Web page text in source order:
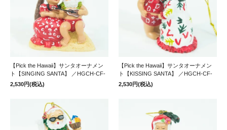
【Pick the Hawaii】サンタオーナメン
ト【SINGING SANTA】 ／HGCH-CF-
2,530円(税込)
【Pick the Hawaii】サンタオーナメン
ト【KISSING SANTA】 ／HGCH-CF-
2,530円(税込)